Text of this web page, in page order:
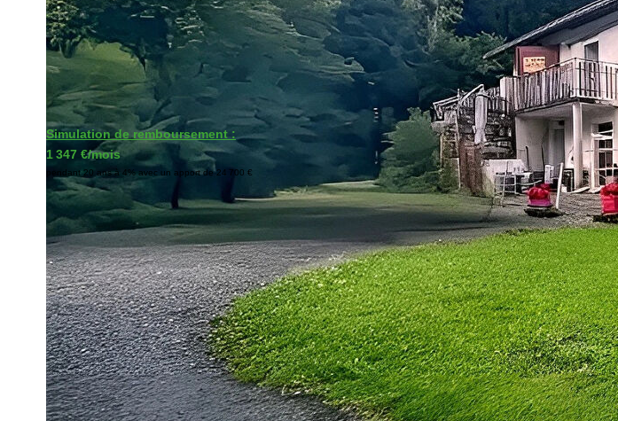
Simulation de remboursement :
1 347 €/mois
pendant 20 ans à 4% avec un apport de 24 700 €
Description
Réf : BPDRSN423
Découvrez en EXCLUSIVITE sur la commune d'INDEVILLERS une charmante maison de 116 m².
Celle-ci comprend en rez-de-chaussée une cuisine équipée, une salle à manger, un salon, une
séparés et une buanderie avec accès extérieur.
A l'étage un palier desservant deux chambres, des rangements et une sortie sur l'extérieur.